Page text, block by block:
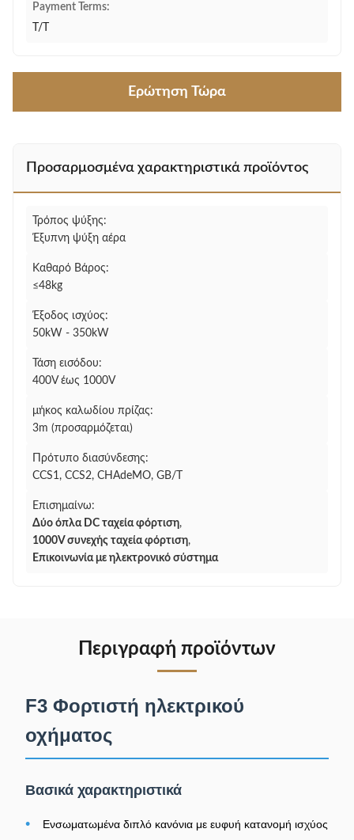
Payment Terms:
T/T
Ερώτηση Τώρα
Προσαρμοσμένα χαρακτηριστικά προϊόντος
Τρόπος ψύξης:
Έξυπνη ψύξη αέρα
Καθαρό Βάρος:
≤48kg
Έξοδος ισχύος:
50kW - 350kW
Τάση εισόδου:
400V έως 1000V
μήκος καλωδίου πρίζας:
3m (προσαρμόζεται)
Πρότυπο διασύνδεσης:
CCS1, CCS2, CHAdeMO, GB/T
Επισημαίνω:
Δύο όπλα DC ταχεία φόρτιση,
1000V συνεχής ταχεία φόρτιση,
Επικοινωνία με ηλεκτρονικό σύστημα
Περιγραφή προϊόντων
F3 Φορτιστή ηλεκτρικού
οχήματος
Βασικά χαρακτηριστικά
• Ενσωματωμένα διπλό κανόνια με ευφυή κατανομή ισχύος